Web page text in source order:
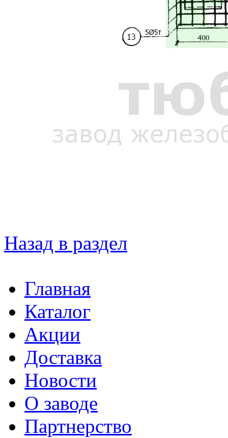
Назад в раздел
Главная
Каталог
Акции
Доставка
Новости
О заводе
Партнерство